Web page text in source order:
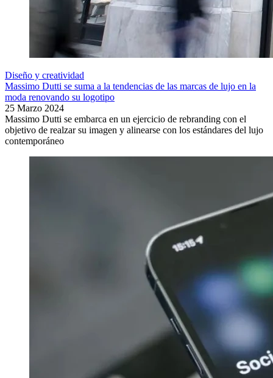
Diseño y creatividad
Massimo Dutti se suma a la tendencias de las marcas de lujo en la
moda renovando su logotipo
25 Marzo 2024
Massimo Dutti se embarca en un ejercicio de rebranding con el
objetivo de realzar su imagen y alinearse con los estándares del lujo
contemporáneo